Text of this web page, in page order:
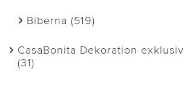
Biberna (519)
CasaBonita Dekoration exklusiv
(31)